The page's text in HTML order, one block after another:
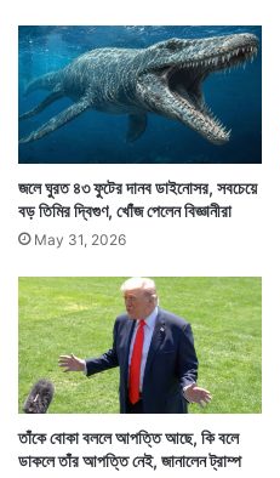
কেন যে সাপেরা আশপাশ
বোঝা যাচ্ছেনা। তবে তারা
যুক্তরাষ্ট্রের উইসকনসিনের
স্যুইটস-এ।
জলে ঘুরত ৪৩ ফুটের দানব ডাইনোসর, সবচেয়ে
বড় তিমির দ্বিগুণ, খোঁজ পেলেন বিজ্ঞানীরা
May 31, 2026
তাঁকে বোকা বললে আপত্তি আছে, কি বলে
ডাকলে তাঁর আপত্তি নেই, জানালেন ট্রাম্প